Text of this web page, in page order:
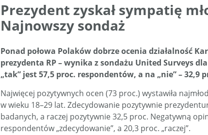
Prezydent zyskał sympatię
Najnowszy sondaż
Ponad połowa Polaków dobrze ocenia działalność
prezydenta RP – wynika z sondażu United Surveys
„tak” jest 57,5 proc. respondentów, a na „nie” – 32,9
Najwięcej pozytywnych ocen (73 proc.) wystawiła
w wieku 18–29 lat. Zdecydowanie pozytywnie
badanych, a raczej pozytywnie 32,5 proc. Negatywną
respondentów „zdecydowanie”, a 20,3 proc. „raczej”.